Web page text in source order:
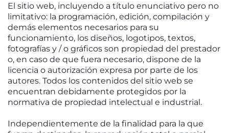
El sitio web, incluyendo a título enunciativo pero no
limitativo: la programación, edición, compilación y
demás elementos necesarios para su
funcionamiento, los diseños, logotipos, textos,
fotografías y / o gráficos son propiedad del prestador
o, en caso de que fuera necesario, dispone de la
licencia o autorización expresa por parte de los
autores. Todos los contenidos del sitio web se
encuentran debidamente protegidos por la
normativa de propiedad intelectual e industrial.
Independientemente de la finalidad para la que